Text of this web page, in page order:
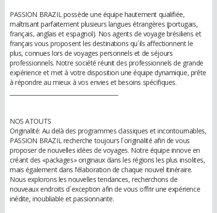
PASSION BRAZIL possède une équipe hautement qualifiée,
maîtrisant parfaitement plusieurs langues étrangères (portugais,
français, anglais et espagnol). Nos agents de voyage brésiliens et
français vous proposent les destinations qu´ils affectionnent le
plus, connues lors de voyages personnels et de séjours
professionnels. Notre société réunit des professionnels de grande
expérience et met à votre disposition une équipe dynamique, prête
à répondre au mieux à vos envies et besoins spécifiques.
NOS ATOUTS
Originalité: Au delà des programmes classiques et incontournables,
PASSION BRAZIL recherche toujours l´originalité afin de vous
proposer de nouvelles idées de voyages. Notre équipe innove en
créant des «packages» originaux dans les régions les plus insolites,
mais également dans l’élaboration de chaque nouvel itinéraire.
Nous explorons les nouvelles tendances, recherchons de
nouveaux endroits d´exception afin de vous offrir une expérience
inédite, inoubliable et passionnante.